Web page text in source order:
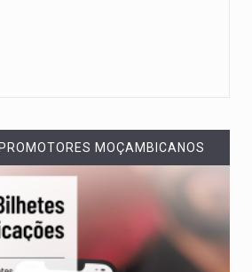
MOÇAMBICANOS